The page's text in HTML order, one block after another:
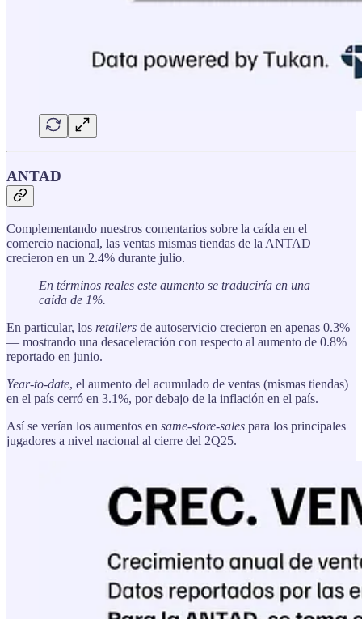
ANTAD
Complementando nuestros comentarios sobre la caída en el
comercio nacional, las ventas mismas tiendas de la ANTAD
crecieron en un 2.4% durante julio.
En términos reales este aumento se traduciría en una
caída de 1%.
En particular, los retailers de autoservicio crecieron en apenas 0.3%
— mostrando una desaceleración con respecto al aumento de 0.8%
reportado en junio.
Year-to-date, el aumento del acumulado de ventas (mismas tiendas)
en el país cerró en 3.1%, por debajo de la inflación en el país.
Así se verían los aumentos en same-store-sales para los principales
jugadores a nivel nacional al cierre del 2Q25.